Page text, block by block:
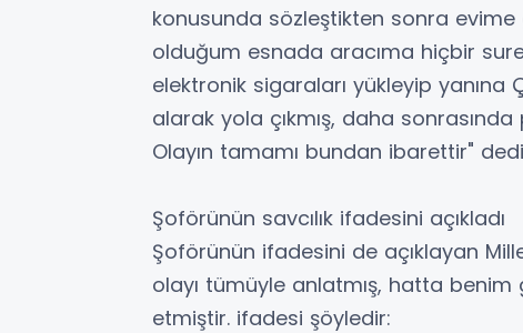
konusunda sözleştikten sonra
olduğum esnada aracıma hiçbir
elektronik sigaraları yükleyip
alarak yola çıkmış, daha
Olayın tamamı bundan ibarettir"
Şoförünün savcılık ifadesini açıkladı
Şoförünün ifadesini de açıklayan
olayı tümüyle anlatmış, hatta benim
etmiştir. ifadesi şöyledir: